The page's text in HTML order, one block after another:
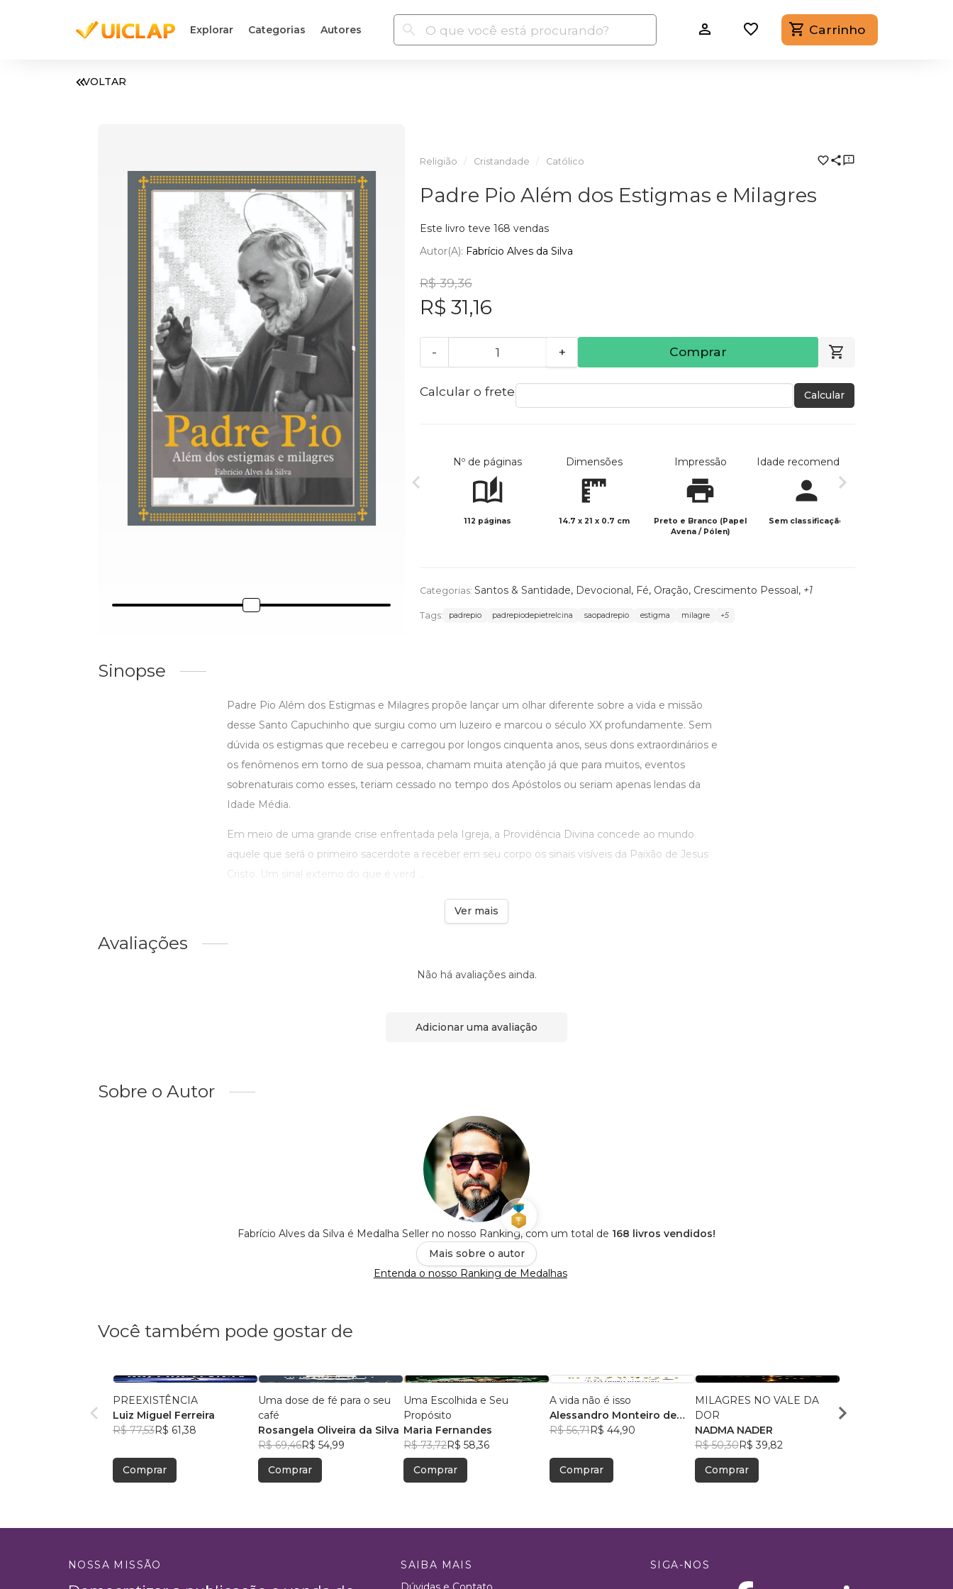
Explorar Categorias Autores Carrinho
VOLTAR
Religião Cristandade Católico
Padre Pio Além dos Estigmas e Milagres
Este livro teve 168 vendas
Autor(a): Fabrício Alves da Silva
R$ 39,36
R$ 31,16
- + Comprar
Calcular o frete Calcular
Nº de páginas
112 páginas
Dimensões
14.7 x 21 x 0.7 cm
Impressão
Preto e Branco (Papel
Avena / Pólen)
Idade recomendada
Sem classificação
Categorias: Santos & Santidade, Devocional, Fé, Oração, Crescimento Pessoal, +1
Tags: padrepio padrepiodepietrelcina saopadrepio estigma milagre +5
Sinopse
Padre Pio Além dos Estigmas e Milagres propõe lançar um olhar diferente sobre a vida e missão
desse Santo Capuchinho que surgiu como um luzeiro e marcou o século XX profundamente. Sem
dúvida os estigmas que recebeu e carregou por longos cinquenta anos, seus dons extraordinários e
os fenômenos em torno de sua pessoa, chamam muita atenção já que para muitos, eventos
sobrenaturais como esses, teriam cessado no tempo dos Apóstolos ou seriam apenas lendas da
Idade Média.
Em meio de uma grande crise enfrentada pela Igreja, a Providência Divina concede ao mundo
aquele que será o primeiro sacerdote a receber em seu corpo os sinais visíveis da Paixão de Jesus
Cristo. Um sinal externo do que é verd ...
Ver mais
Avaliações
Não há avaliações ainda.
Adicionar uma avaliação
Sobre o Autor
Fabrício Alves da Silva é Medalha Seller no nosso Ranking, com um total de 168 livros vendidos!
Mais sobre o autor
Entenda o nosso Ranking de Medalhas
Você também pode gostar de
PREEXISTÊNCIA
Luiz Miguel Ferreira
R$ 77,53R$ 61,38
Comprar
Uma dose de fé para o seu
café
Rosangela Oliveira da Silva
R$ 69,46R$ 54,99
Comprar
Uma Escolhida e Seu
Propósito
Maria Fernandes
R$ 73,72R$ 58,36
Comprar
A vida não é isso
Alessandro Monteiro de
Menezes
R$ 56,71R$ 44,90
Comprar
MILAGRES NO VALE DA
DOR
NADMA NADER
R$ 50,30R$ 39,82
Comprar
Rosangela da Silva
NOSSA MISSÃO
SAIBA MAIS
SIGA-NOS